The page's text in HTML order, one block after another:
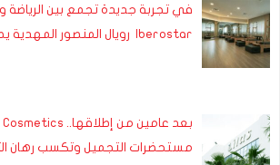
في تجربة جديدة تجمع بين الرياضة
Iberostar رويال المنصور المهدية يطلق Pila…
مستحضرات التجميل وتكسب رهان